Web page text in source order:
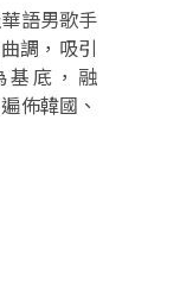
語男歌手
調，吸引
基底，融
佈韓國、